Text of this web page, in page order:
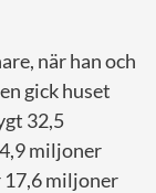
när han och
gick huset
32,5
miljoner
17,6 miljoner